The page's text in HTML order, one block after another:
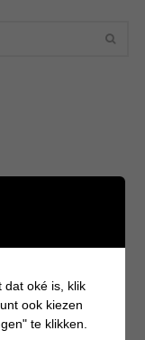
dat oké is, klik
ook kiezen
te klikken.